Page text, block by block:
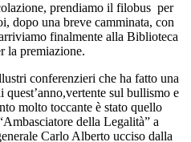
prendiamo il filobus per
dopo una breve camminata, con
finalmente alla Biblioteca
la premiazione.
conferenzieri che ha fatto una
quest’anno,vertente sul bullismo e
molto toccante è stato quello
della Legalità” a
Carlo Alberto ucciso dalla